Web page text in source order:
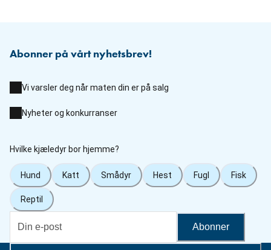
Abonner på vårt nyhetsbrev!
Vi varsler deg når maten din er på salg
Nyheter og konkurranser
Hvilke kjæledyr bor hjemme?
Hund Katt Smådyr Hest Fugl Fisk
Reptil
Abonner